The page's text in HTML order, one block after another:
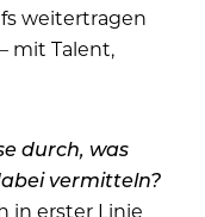
weitertragen
mit Talent,
durch, was
vermitteln?
in erster Linie